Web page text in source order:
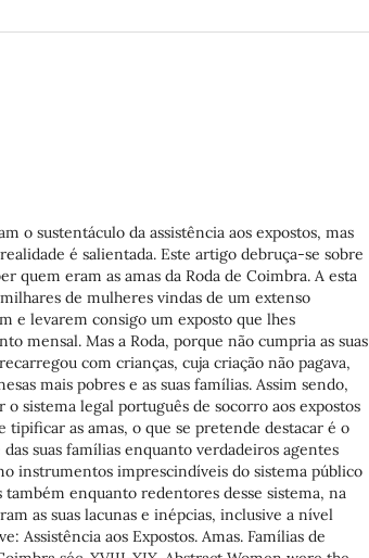
o sustentáculo da assistência aos expostos, mas
é salientada. Este artigo debruça-se sobre
quem eram as amas da Roda de Coimbra. A esta
de mulheres vindas de um extenso
e levarem consigo um exposto que lhes
mensal. Mas a Roda, porque não cumpria as suas
com crianças, cuja criação não pagava,
mais pobres e as suas famílias. Assim sendo,
o sistema legal português de socorro aos expostos
tipificar as amas, o que se pretende destacar é o
suas famílias enquanto verdadeiros agentes
instrumentos imprescindíveis do sistema público
enquanto redentores desse sistema, na
as suas lacunas e inépcias, inclusive a nível
Assistência aos Expostos. Amas. Famílias de